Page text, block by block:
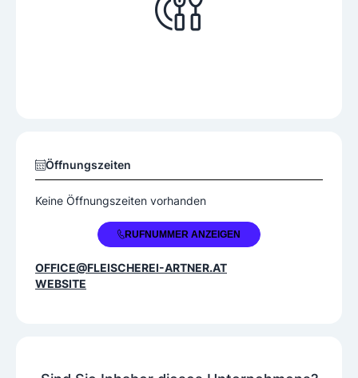
Öffnungszeiten
Keine Öffnungszeiten vorhanden
+43 2732 829080RUFNUMMER ANZEIGEN
OFFICE@FLEISCHEREI-ARTNER.AT
WEBSITE